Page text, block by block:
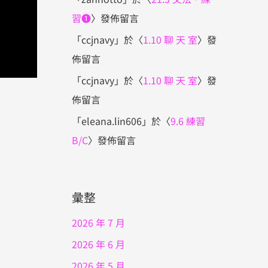
習❶〉發佈留言
「ccjnavy」於〈1.10 聊 天 室〉發
佈留言
「ccjnavy」於〈1.10 聊 天 室〉發
佈留言
「eleana.lin606」於〈9.6 練習
B/C〉發佈留言
彙整
2026 年 7 月
2026 年 6 月